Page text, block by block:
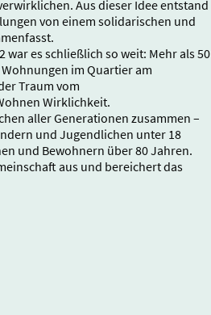
Aus dieser Idee entstand
von einem solidarischen und
war es schließlich so weit: Mehr als 50
im Quartier am
Traum vom
Wirklichkeit.
aller Generationen zusammen –
und Jugendlichen unter 18
und Bewohnern über 80 Jahren.
aus und bereichert das